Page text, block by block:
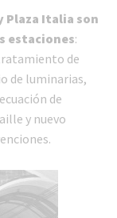
Plaza Italia son
estaciones:
de
de luminarias,
de
y nuevo